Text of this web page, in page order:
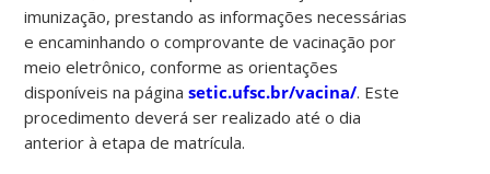
imunização, prestando as informações necessárias
e encaminhando o comprovante de vacinação por
meio eletrônico, conforme as orientações
disponíveis na páginasetic.ufsc.br/vacina/. Este
procedimento deverá ser realizado até o dia
anterior à etapa de matrícula.